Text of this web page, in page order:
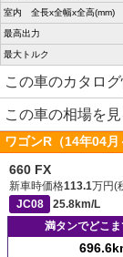
室内 全長x全幅x全高(mm)
最高出力
最大トルク
この車のカタロ
この車の相場を見
ワゴンR（14年04
660 FX
新車時価格113.1万円(
JC08
25.8km/L
満タンでどこま